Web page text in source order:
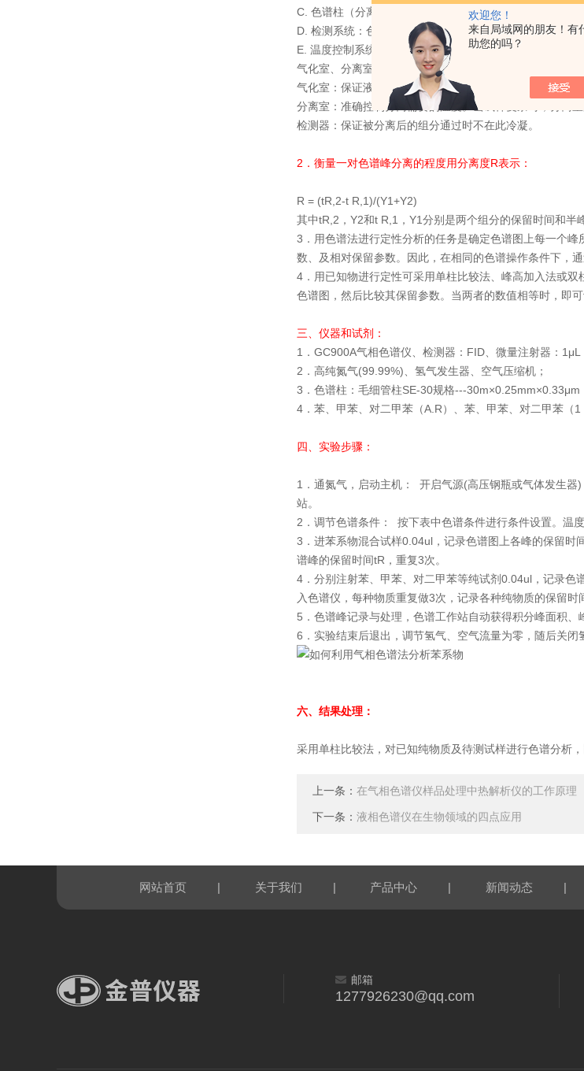
欢迎您！
来自局域网的朋友！有
助您的吗？
C. 色谱柱（分离柱）：色谱仪的核心部件。分为填充柱和
D. 检测系统：色谱仪的眼睛，常用的检测器：热导检测器
E. 温度控制系统：温度是色谱分离条件的重要选择参数；
气化室、分离室、检测器三部分在色谱仪操作时均需控制温
气化室：保证液体试样瞬间气化；
分离室：准确控制分离需要的温度。当试样复杂时，分离
检测器：保证被分离后的组分通过时不在此冷凝。
2．衡量一对色谱峰分离的程度用分离度R表示：
R = (tR,2-t R,1)/(Y1+Y2)
其中tR,2，Y2和t R,1，Y1分别是两个组分的保留时间和
3．用色谱法进行定性分析的任务是确定色谱图上每一个
数、及相对保留参数。因此，在相同的色谱操作条件下，
4．用已知物进行定性可采用单柱比较法、峰高加入法或
色谱图，然后比较其保留参数。当两者的数值相等时，即
三、仪器和试剂：
1．GC900A气相色谱仪、检测器：FID、微量注射器：1μL
2．高纯氮气(99.99%)、氢气发生器、空气压缩机；
3．色谱柱：毛细管柱SE-30规格---30m×0.25mm×0.33μm
4．苯、甲苯、对二甲苯（A.R）、苯、甲苯、对二甲苯（1
四、实验步骤：
1．通氮气，启动主机： 开启气源(高压钢瓶或气体发生
站。
2．调节色谱条件： 按下表中色谱条件进行条件设置。温
3．进苯系物混合试样0.04ul，记录色谱图上各峰的保留
谱峰的保留时间tR，重复3次。
4．分别注射苯、甲苯、对二甲苯等纯试剂0.04ul，记录
入色谱仪，每种物质重复做3次，记录各种纯物质的保留时
5．色谱峰记录与处理，色谱工作站自动获得积分峰面积、
6．实验结束后退出，调节氢气、空气流量为零，随后关
六、结果处理：
采用单柱比较法，对已知纯物质及待测试样进行色谱分析
上一条： 在气相色谱仪样品处理中热解析仪的工作原理
下一条： 液相色谱仪在生物领域的四点应用
网站首页 | 关于我们 | 产品中心 | 新闻动态 |
邮箱
1277926230@qq.com